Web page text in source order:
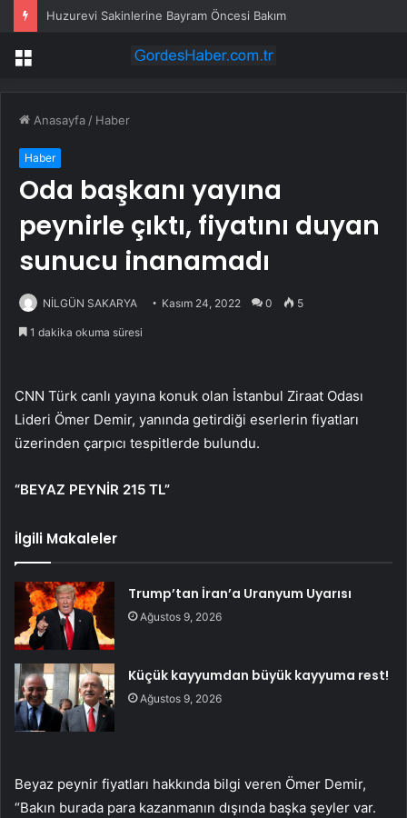
Huzurevi Sakinlerine Bayram Öncesi Bakım
Menü
Anasayfa / Haber
Haber
Oda başkanı yayına
peynirle çıktı, fiyatını duyan
sunucu inanamadı
NİLGÜN SAKARYA Kasım 24, 2022 0 5
1 dakika okuma süresi
CNN Türk canlı yayına konuk olan İstanbul Ziraat Odası
Lideri Ömer Demir, yanında getirdiği eserlerin fiyatları
üzerinden çarpıcı tespitlerde bulundu.
“BEYAZ PEYNİR 215 TL”
İlgili Makaleler
Trump’tan İran’a Uranyum Uyarısı
Ağustos 9, 2026
Küçük kayyumdan büyük kayyuma rest!
Ağustos 9, 2026
Beyaz peynir fiyatları hakkında bilgi veren Ömer Demir,
“Bakın burada para kazanmanın dışında başka şeyler var.